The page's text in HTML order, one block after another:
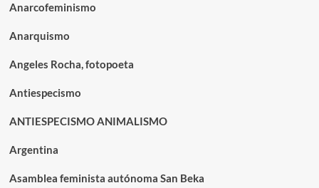
Anarcofeminismo
Anarquismo
Angeles Rocha, fotopoeta
Antiespecismo
ANTIESPECISMO ANIMALISMO
Argentina
Asamblea feminista autónoma San Beka